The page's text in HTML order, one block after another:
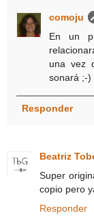
comoju
En un
una vez
sonará ;-)
Responder
Beatriz
Super
copio pero
Responder